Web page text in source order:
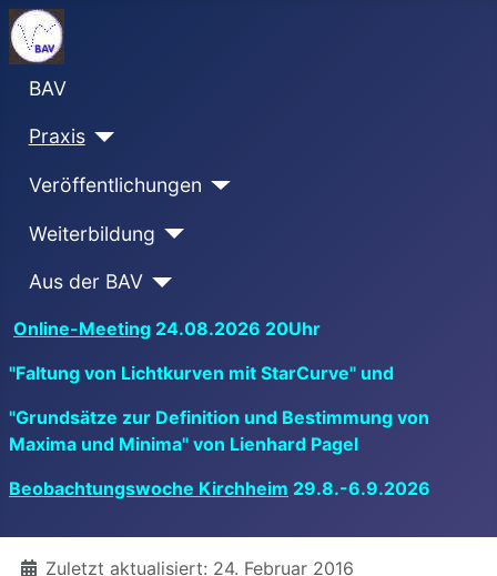
BAV
Praxis
Veröffentlichungen
Weiterbildung
Aus der BAV
Online-Meeting 24.08.2026 20Uhr
"Faltung von Lichtkurven mit StarCurve" und
"Grundsätze zur Definition und Bestimmung von
Maxima und Minima" von Lienhard Pagel
Beobachtungswoche Kirchheim 29.8.-6.9.2026
DetailsZuletzt aktualisiert: 24. Februar 2016